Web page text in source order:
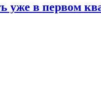
уже в первом